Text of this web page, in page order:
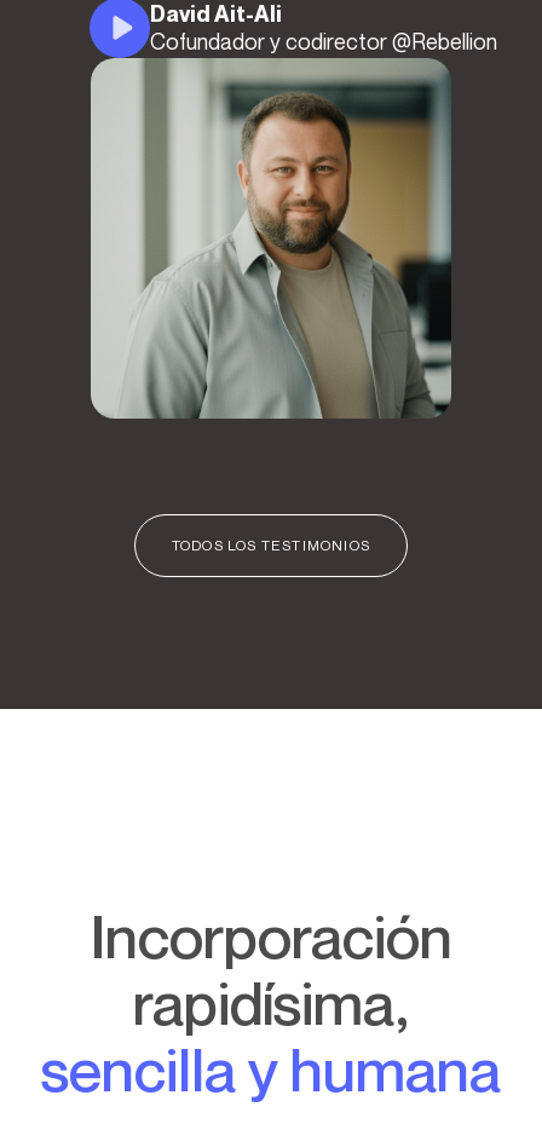
David Ait-Ali
Cofundador y codirector @Rebellion
TODOS LOS TESTIMONIOS
Incorporación
rapidísima,
sencilla y humana